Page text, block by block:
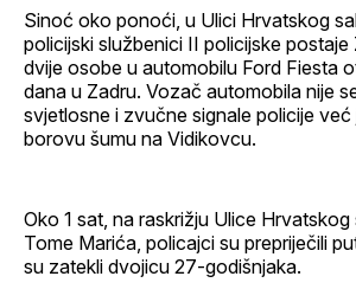
Sinoć oko ponoći, u Ulici Hrvatskog
policijski službenici II policijske postaje
dvije osobe u automobilu Ford Fiesta
dana u Zadru. Vozač automobila nije
svjetlosne i zvučne signale policije
borovu šumu na Vidikovcu.
Oko 1 sat, na raskrižju Ulice
Tome Marića, policajci su prepriječili
su zatekli dvojicu 27-godišnjaka.